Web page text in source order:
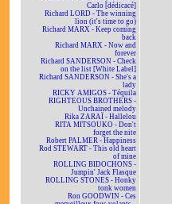
Carlo [dédicacé]
Richard LORD - The winning
lion (it's time to go)
Richard MARX - Keep coming
back
Richard MARX - Now and
forever
Richard SANDERSON - Check
on the list [White Label]
Richard SANDERSON - She's a
lady
RICKY AMIGOS - Téquila
RIGHTEOUS BROTHERS -
Unchained melody
Rika ZARAÏ - Hallelou
RITA MITSOUKO - Don't
forget the nite
Robert PALMER - Happiness
Rod STEWART - This old heart
of mine
ROLLING BIDOCHONS -
Jumpin' Jack Flasque
ROLLING STONES - Honky
tonk women
Ron GOODWIN - Ces